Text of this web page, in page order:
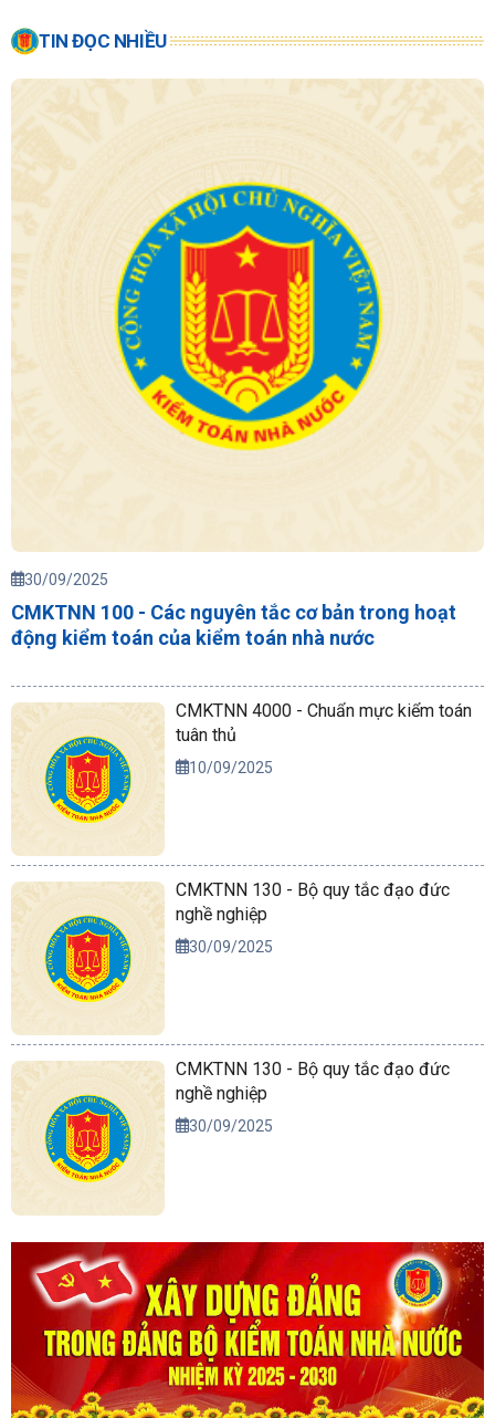
TIN ĐỌC NHIỀU
30/09/2025
CMKTNN 100 - Các nguyên tắc cơ bản trong hoạt
động kiểm toán của kiểm toán nhà nước
CMKTNN 4000 - Chuẩn mực kiểm toán
tuân thủ
10/09/2025
CMKTNN 130 - Bộ quy tắc đạo đức
nghề nghiệp
30/09/2025
CMKTNN 130 - Bộ quy tắc đạo đức
nghề nghiệp
30/09/2025